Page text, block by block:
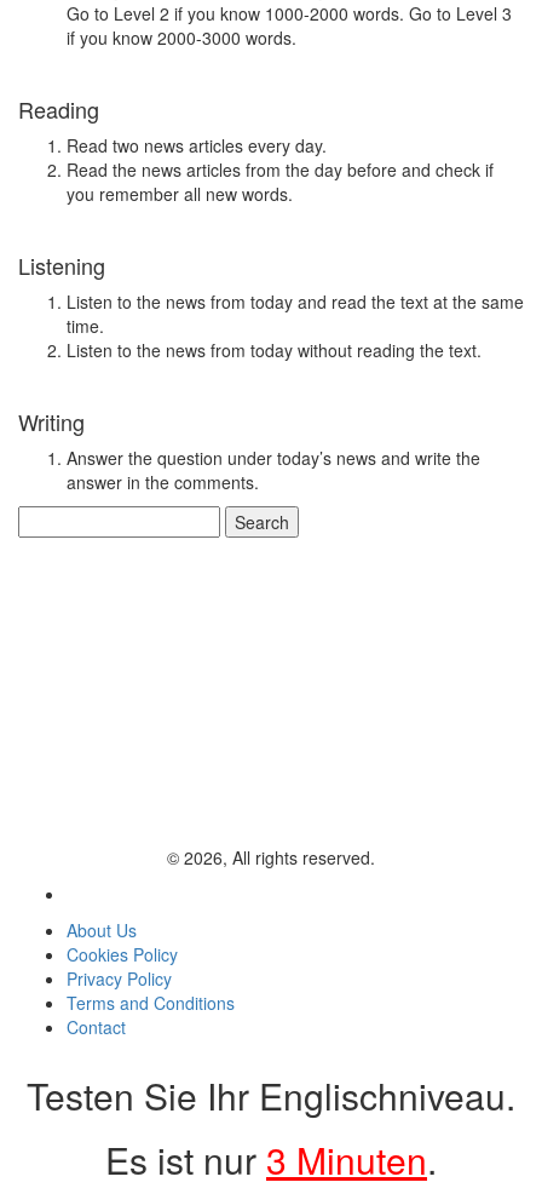
Go to Level 2 if you know 1000-2000 words. Go to Level 3
if you know 2000-3000 words.
Reading
Read two news articles every day.
Read the news articles from the day before and check if
you remember all new words.
Listening
Listen to the news from today and read the text at the same
time.
Listen to the news from today without reading the text.
Writing
Answer the question under today’s news and write the
answer in the comments.
for:
© 2026, All rights reserved.
About Us
Cookies Policy
Privacy Policy
Terms and Conditions
Contact
Testen Sie Ihr Englischniveau.
Es ist nur 3 Minuten.